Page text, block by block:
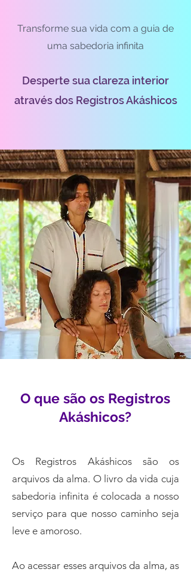
Transforme sua vida com a guia de
uma sabedoria infinita
Desperte sua clareza interior
através dos Registros Akáshicos
O que são os Registros
Akáshicos?
Os Registros Akáshicos são os
arquivos da alma. O livro da vida cuja
sabedoria infinita é colocada a nosso
serviço para que nosso caminho seja
leve e amoroso.
Ao acessar esses arquivos da alma, as